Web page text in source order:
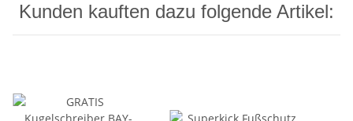
Kunden kauften dazu folgende Artikel: